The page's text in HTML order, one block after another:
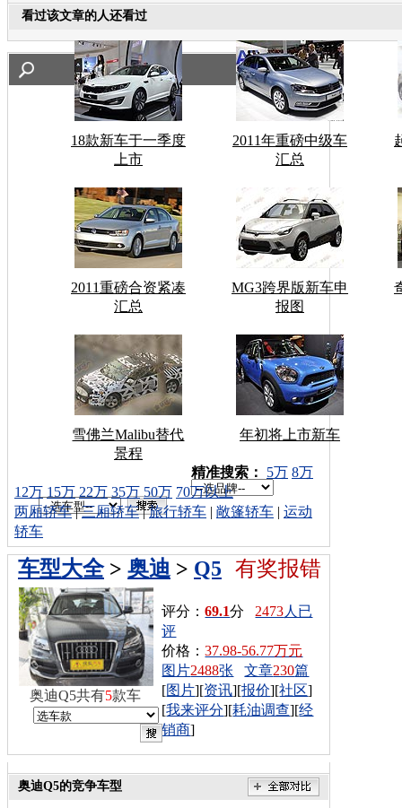
看过该文章的人还看过
18款新车于一季度
上市
2011年重磅中级车
汇总
2011重磅合资紧凑
汇总
MG3跨界版新车申
报图
雪佛兰Malibu替代
景程
年初将上市新车
车型搜索：
精准搜索： 5万 8万
12万 15万 22万 35万 50万 70万以上
两厢轿车|三厢轿车|旅行轿车 | 敞篷轿车 | 运动
轿车
有奖报错
车型大全> 奥迪 > Q5
评分：69.1分 2473人已
评
价格：37.98-56.77万元
图片2488张 文章230篇
[图片][资讯][报价][社区]
[我来评分][耗油调查][经
销商]
奥迪Q5共有5款车
奥迪Q5的竞争车型